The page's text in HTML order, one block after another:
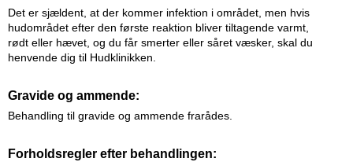
Det er sjældent, at der kommer infektion i området, men hvis
hudområdet efter den første reaktion bliver tiltagende varmt,
rødt eller hævet, og du får smerter eller såret væsker, skal du
henvende dig til Hudklinikken.
Gravide og ammende:
Behandling til gravide og ammende frarådes.
Forholdsregler efter behandlingen: